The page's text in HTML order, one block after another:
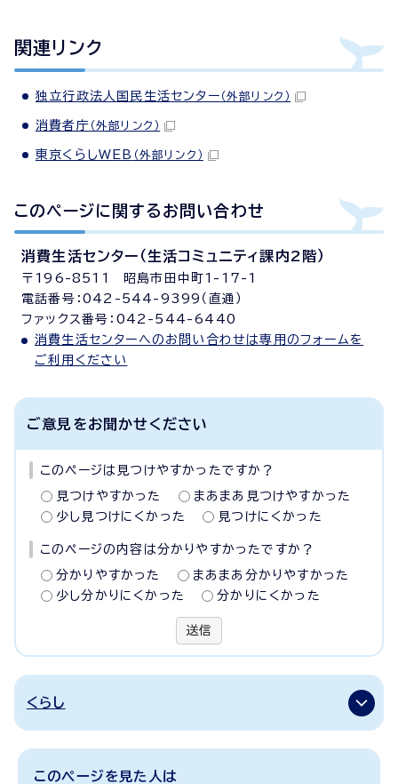
関連リンク
独立行政法人国民生活センター （外部リンク）
消費者庁 （外部リンク）
東京くらしWEB （外部リンク）
このページに関する お問い合わせ
消費生活センター（生活コミュニティ課内2階）
〒196-8511 昭島市田中町1-17-1
電話番号：042-544-9399（直通）
ファックス番号：042-544-6440
消費生活センターへのお問い合わせは専用のフォームを
ご利用ください
ご意見をお聞かせください
このページは見つけやすかったですか？
見つけやすかった
まあまあ見つけやすかった
少し見つけにくかった
見つけにくかった
このページの内容は分かりやすかったですか？
分かりやすかった
まあまあ分かりやすかった
少し分かりにくかった
分かりにくかった
送信
くらし
このページを見た人は